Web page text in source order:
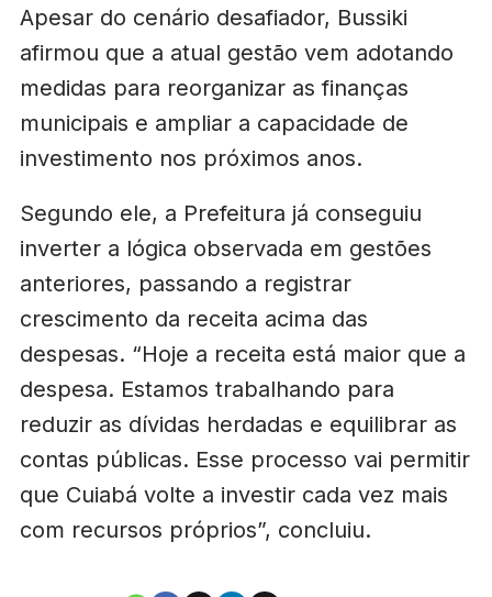
Apesar do cenário desafiador, Bussiki
afirmou que a atual gestão vem adotando
medidas para reorganizar as finanças
municipais e ampliar a capacidade de
investimento nos próximos anos.
Segundo ele, a Prefeitura já conseguiu
inverter a lógica observada em gestões
anteriores, passando a registrar
crescimento da receita acima das
despesas. “Hoje a receita está maior que a
despesa. Estamos trabalhando para
reduzir as dívidas herdadas e equilibrar as
contas públicas. Esse processo vai permitir
que Cuiabá volte a investir cada vez mais
com recursos próprios”, concluiu.